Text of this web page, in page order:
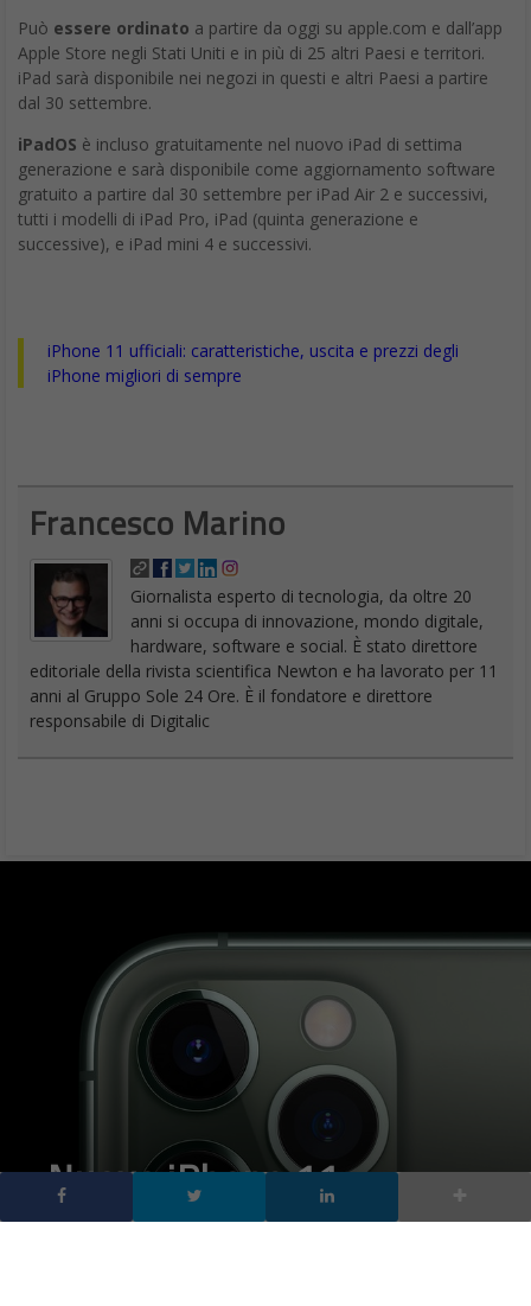
Può essere ordinato a partire da oggi su apple.com e dall’app
Apple Store negli Stati Uniti e in più di 25 altri Paesi e territori.
iPad sarà disponibile nei negozi in questi e altri Paesi a partire
dal 30 settembre.
iPadOS è incluso gratuitamente nel nuovo iPad di settima
generazione e sarà disponibile come aggiornamento software
gratuito a partire dal 30 settembre per iPad Air 2 e successivi,
tutti i modelli di iPad Pro, iPad (quinta generazione e
successive), e iPad mini 4 e successivi.
iPhone 11 ufficiali: caratteristiche, uscita e prezzi degli
iPhone migliori di sempre
Francesco Marino
Giornalista esperto di tecnologia, da oltre 20
anni si occupa di innovazione, mondo digitale,
hardware, software e social. È stato direttore
editoriale della rivista scientifica Newton e ha lavorato per 11
anni al Gruppo Sole 24 Ore. È il fondatore e direttore
responsabile di Digitalic
Nuovo iPhone 11:
caratteristiche e prezzi